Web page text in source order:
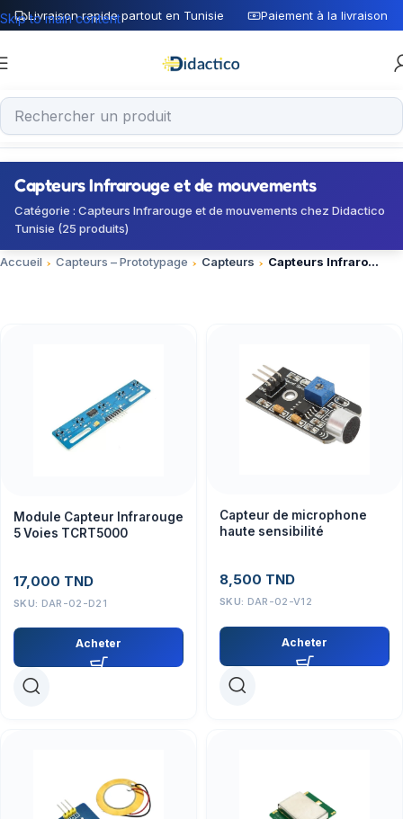
Livraison rapide partout en Tunisie Paiement à la livraison
Skip to main content
Capteurs Infrarouge et de mouvements
Catégorie : Capteurs Infrarouge et de mouvements chez Didactico
Tunisie (25 produits)
Accueil Capteurs – Prototypage Capteurs Capteurs Infrarouge et de mouvements
Module Capteur Infrarouge
5 Voies TCRT5000
17,000 TND
SKU: DAR-02-D21
Acheter
Capteur de microphone
haute sensibilité
8,500 TND
SKU: DAR-02-V12
Acheter